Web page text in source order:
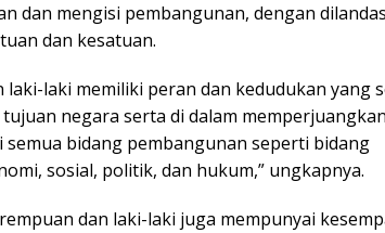
dan mengisi pembangunan, dengan
dan kesatuan.
laki-laki memiliki peran dan kedudukan yang
tujuan negara serta di dalam memperjuangkan
semua bidang pembangunan seperti bidang
sosial, politik, dan hukum,” ungkapnya.
dan laki-laki juga mempunyai